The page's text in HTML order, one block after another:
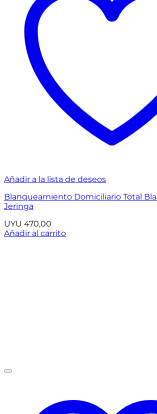
Añadir a la lista de deseos
Blanqueamiento Domiciliario Total
Jeringa
UYU 470,00
Añadir al carrito